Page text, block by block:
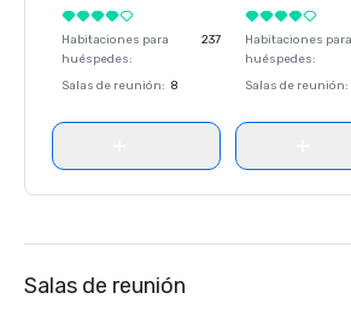
Habitaciones para
huéspedes:
237
Salas de reunión: 8
Habitaciones para
huéspedes:
Salas de reunión:
Salas de reunión